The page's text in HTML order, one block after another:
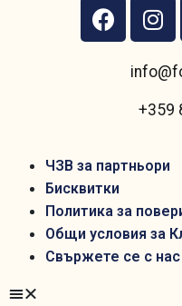
+359
ЧЗВ за партньори
Бисквитки
Политика за
Общи условия за
Свържете се с нас